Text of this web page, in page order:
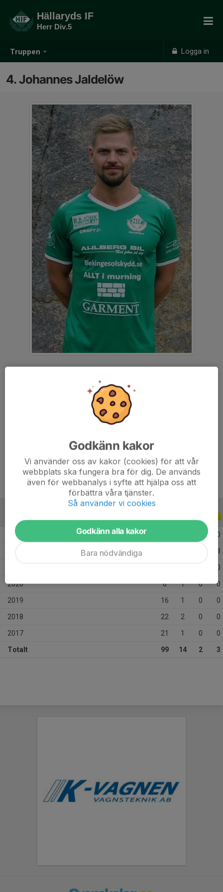
Truppen Logga in
Hällaryds IF
Herr Div.5
4. Johannes Jaldelöw
Mittfältare
35 år
180 cm
Asarums IF/FK, Mörrums GoIS
2024 0
3
0
2020 6 1 0 0
2019 16 1 0 0
2018 22 2 0 0
2017 21 1 0 0
Totalt 99 14 2 3
Godkänn kakor
Vi använder oss av kakor (cookies) för att vår
webbplats ska fungera bra för dig. De används
även för webbanalys i syfte att hjälpa oss att
förbättra våra tjänster.
Så använder vi cookies
Godkänn alla kakor
Bara nödvändiga